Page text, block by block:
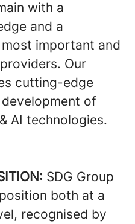
with a
and a
important and
Our
cutting-edge
of
AI technologies.
SDG Group
both at a
recognised by